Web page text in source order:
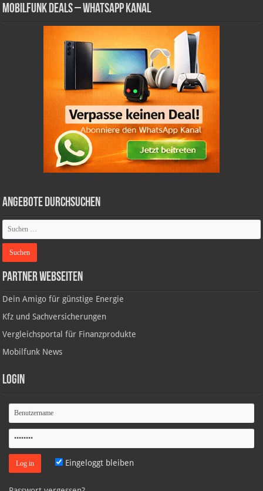
Mobilfunk Deals – WhatsApp Kanal
Angebote durchsuchen
Partner Webseiten
Dein Amigo für günstige Energie
Kfz und Sachversicherungen
Vergleichsportal für Finanzprodukte
Mobilfunk News
Login
Eingeloggt bleiben